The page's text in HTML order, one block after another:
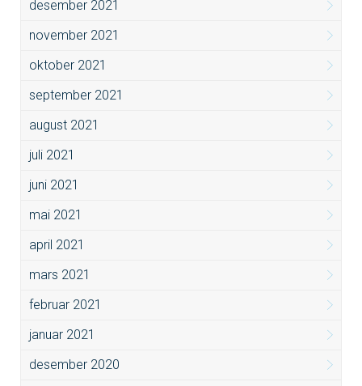
desember 2021
november 2021
oktober 2021
september 2021
august 2021
juli 2021
juni 2021
mai 2021
april 2021
mars 2021
februar 2021
januar 2021
desember 2020